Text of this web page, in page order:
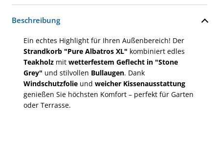
Beschreibung
Ein echtes Highlight für Ihren Außenbereich! Der
Strandkorb "Pure Albatros XL" kombiniert edles
Teakholz mit wetterfestem Geflecht in "Stone
Grey" und stilvollen Bullaugen. Dank
Windschutzfolie und weicher Kissenausstattung
genießen Sie höchsten Komfort – perfekt für Garten
oder Terrasse.